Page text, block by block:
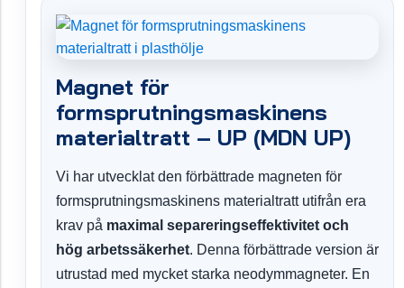
Magnet för
formsprutningsmaskinens
materialtratt – UP (MDN UP)
Vi har utvecklat den förbättrade magneten för
formsprutningsmaskinens materialtratt utifrån era
krav på maximal separeringseffektivitet och
hög arbetssäkerhet. Denna förbättrade version är
utrustad med mycket starka neodymmagneter. En